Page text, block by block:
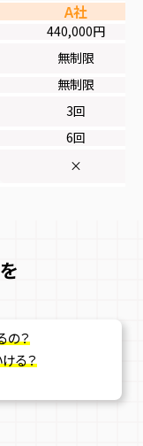
A社
440,000円
無制限
無制限
3回
6回
×
の？
る？